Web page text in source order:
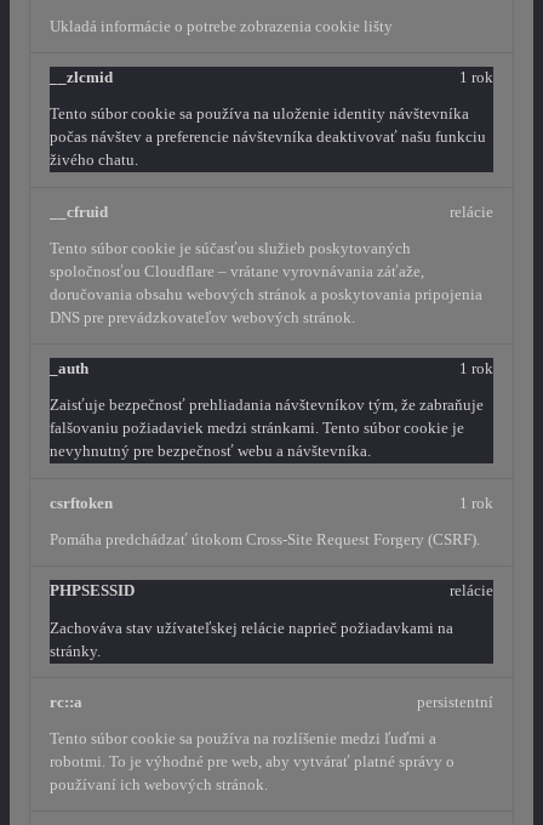
Ukladá informácie o potrebe zobrazenia cookie lišty
__zlcmid
Tento súbor cookie sa používa na uloženie identity návštevníka
počas návštev a preferencie návštevníka deaktivovať našu funkciu
živého chatu.
1 rok
__cfruid
Tento súbor cookie je súčasťou služieb poskytovaných
spoločnosťou Cloudflare – vrátane vyrovnávania záťaže,
doručovania obsahu webových stránok a poskytovania pripojenia
DNS pre prevádzkovateľov webových stránok.
relácie
_auth
Zaisťuje bezpečnosť prehliadania návštevníkov tým, že zabraňuje
falšovaniu požiadaviek medzi stránkami. Tento súbor cookie je
nevyhnutný pre bezpečnosť webu a návštevníka.
1 rok
csrftoken
Pomáha predchádzať útokom Cross-Site Request Forgery (CSRF).
1 rok
PHPSESSID
Zachováva stav užívateľskej relácie naprieč požiadavkami na
stránky.
relácie
rc::a
Tento súbor cookie sa používa na rozlíšenie medzi ľuďmi a
robotmi. To je výhodné pre web, aby vytvárať platné správy o
používaní ich webových stránok.
persistentní